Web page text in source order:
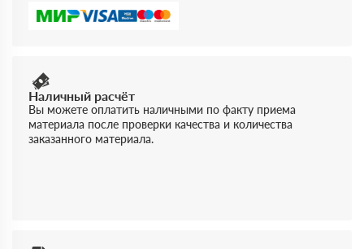
Наличный расчёт
Вы можете оплатить наличными по факту приема
материала после проверки качества и количества
заказанного материала.